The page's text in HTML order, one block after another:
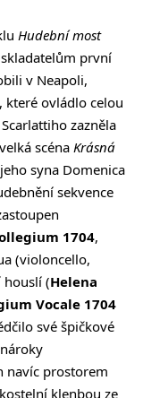
Hudební most
první
v Neapoli,
které ovládlo celou
zazněla
velká scéna Krásná
syna Domenica
sekvence
1704,
(violoncello,
houslí (Helena
Vocale 1704
své špičkové
navíc prostorem
klenbou ze